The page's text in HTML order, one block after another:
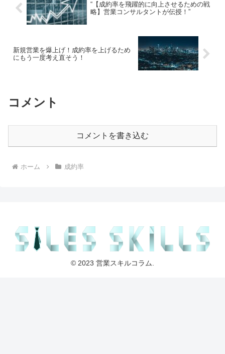
“【成約率を飛躍的に向上させるための戦
略】営業コンサルタントが伝授！”
新規営業を爆上げ！成約率を上げるため
にもう一度考え直そう！
コメント
コメントを書き込む
ホーム 成約率
© 2023 営業スキルコラム.